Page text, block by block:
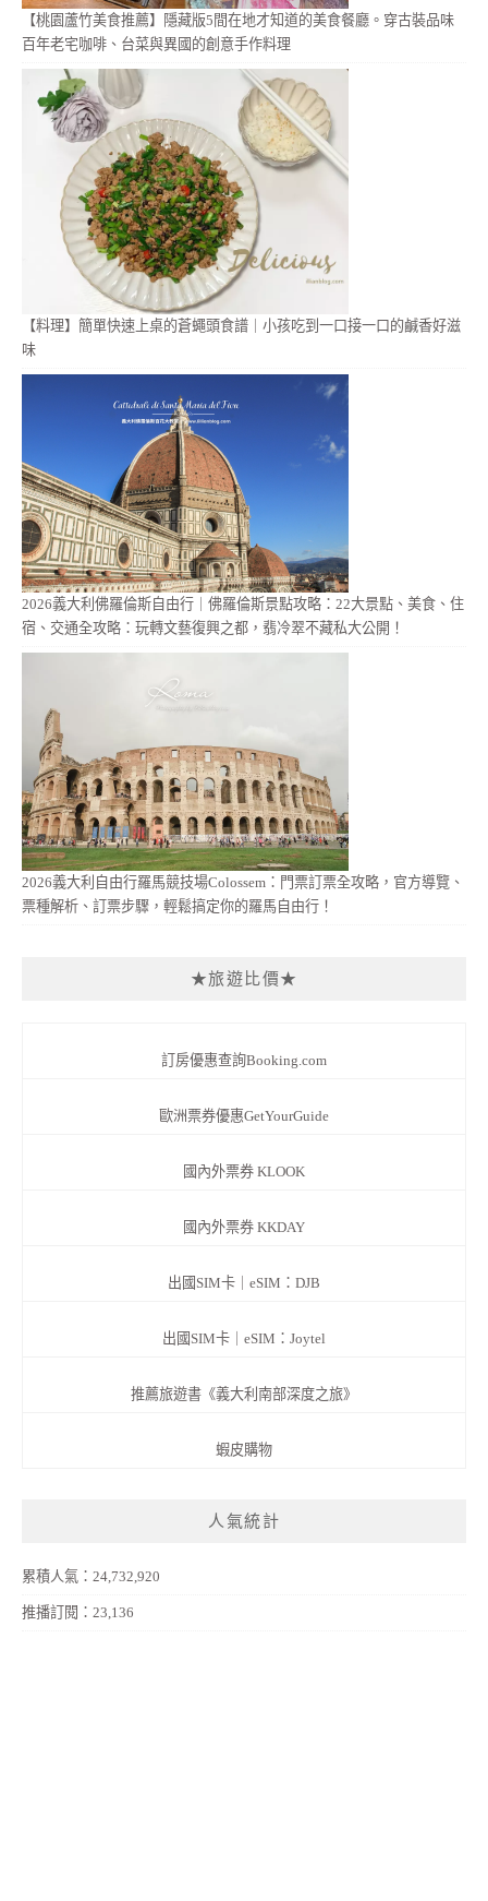
【桃園蘆竹美食推薦】隱藏版5間在地才知道的美食餐廳。穿古裝品味
百年老宅咖啡、台菜與異國的創意手作料理
【料理】簡單快速上桌的蒼蠅頭食譜｜小孩吃到一口接一口的鹹香好滋
味
2026義大利佛羅倫斯自由行｜佛羅倫斯景點攻略：22大景點、美食、住
宿、交通全攻略：玩轉文藝復興之都，翡冷翠不藏私大公開！
2026義大利自由行羅馬競技場Colossem：門票訂票全攻略，官方導覽、
票種解析、訂票步驟，輕鬆搞定你的羅馬自由行！
★旅遊比價★
訂房優惠查詢Booking.com
歐洲票券優惠GetYourGuide
國內外票券 KLOOK
國內外票券 KKDAY
出國SIM卡｜eSIM：DJB
出國SIM卡｜eSIM：Joytel
推薦旅遊書《義大利南部深度之旅》
蝦皮購物
人氣統計
累積人氣：24,732,920
推播訂閱：23,136